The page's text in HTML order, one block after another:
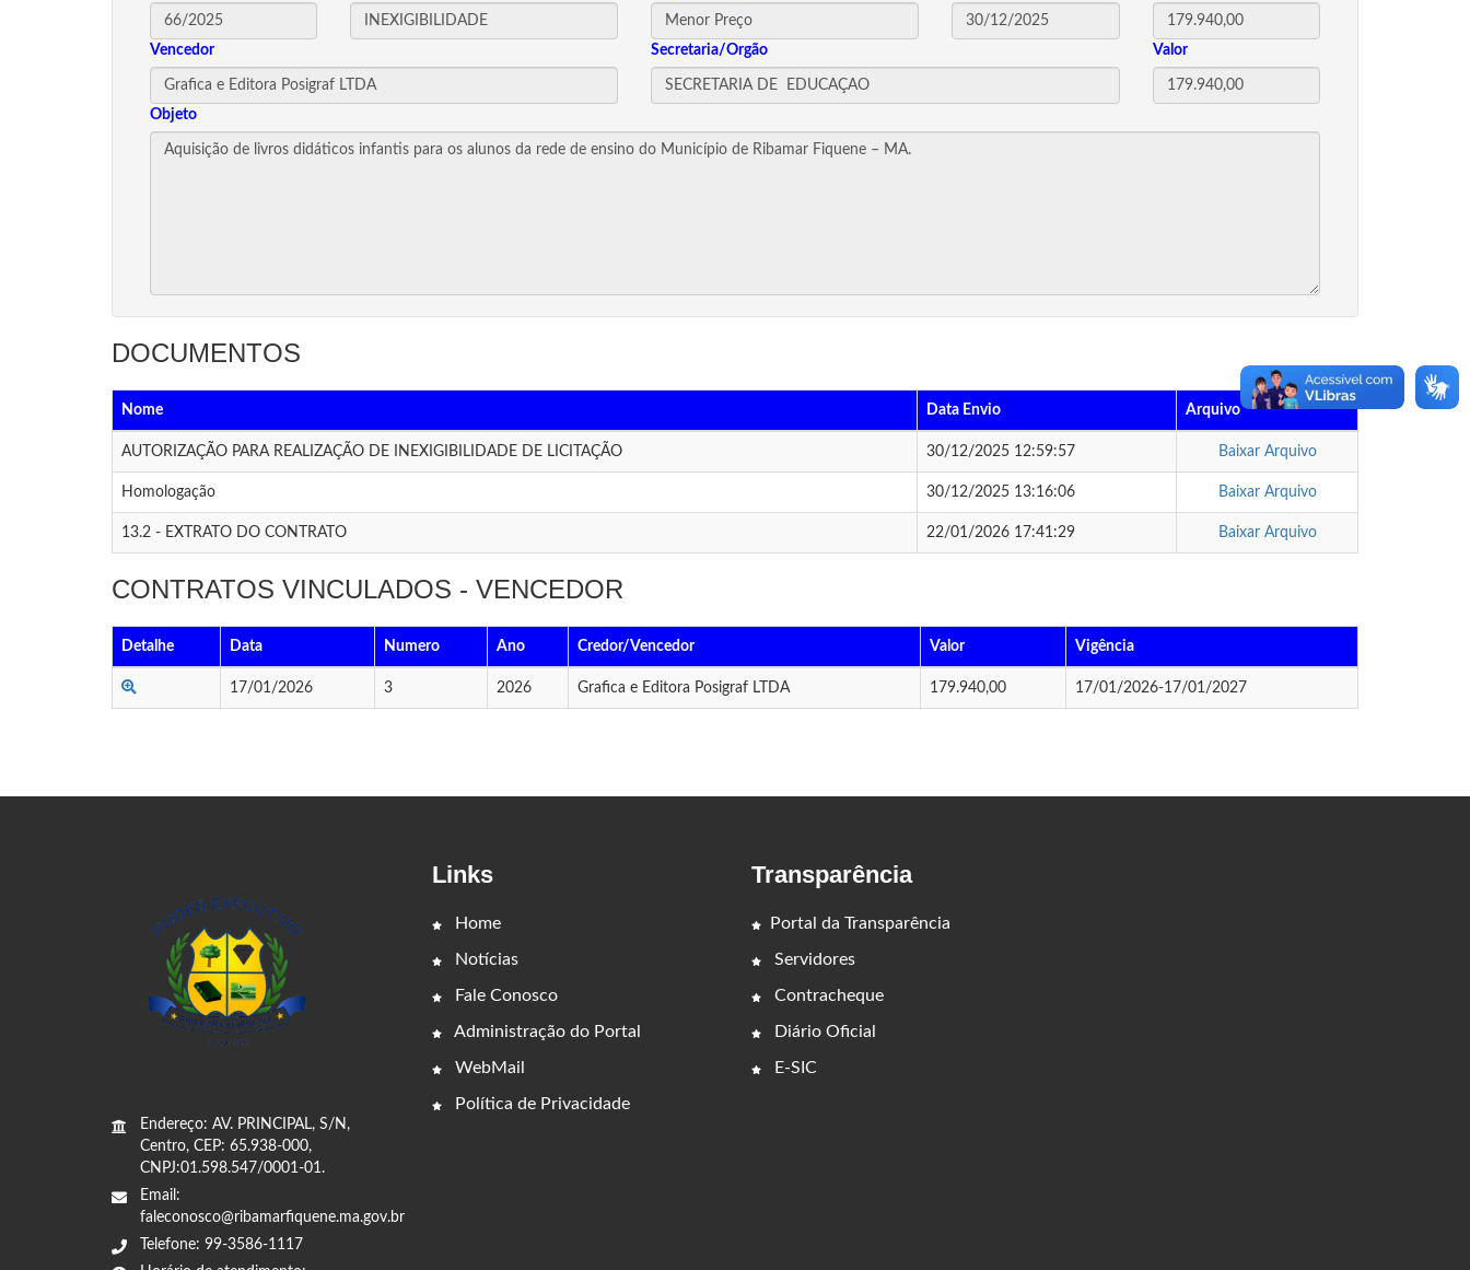
Vencedor Secretaria/Orgão Valor
Objeto
DOCUMENTOS
Nome Data Envio Arquivo
AUTORIZAÇÃO PARA REALIZAÇÃO DE INEXIGIBILIDADE DE LICITAÇÃO 30/12/2025 12:59:57 Baixar Arquivo
Homologação 30/12/2025 13:16:06 Baixar Arquivo
13.2 - EXTRATO DO CONTRATO 22/01/2026 17:41:29 Baixar Arquivo
CONTRATOS VINCULADOS - VENCEDOR
Detalhe Data Numero Ano Credor/Vencedor Valor Vigência
17/01/2026 3 2026 Grafica e Editora Posigraf LTDA 179.940,00 17/01/2026-17/01/2027
Endereço: AV. PRINCIPAL, S/N,
Centro, CEP: 65.938-000,
CNPJ:01.598.547/0001-01.
Email:
faleconosco@ribamarfiquene.ma.gov.br
Telefone: 99-3586-1117
Links
Home
Notícias
Fale Conosco
Administração do Portal
WebMail
Política de Privacidade
Transparência
Portal da Transparência
Servidores
Contracheque
Diário Oficial
E-SIC